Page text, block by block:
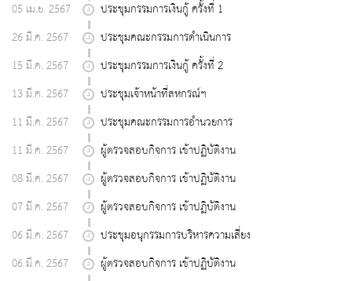
05 เม.ย. 2567
ประชุมกรรมการเงินกู้ ครั้งที่ 1
26 มี.ค. 2567
ประชุมคณะกรรมการดำเนินการ
15 มี.ค. 2567
ประชุมกรรมการเงินกู้ ครั้งที่ 2
13 มี.ค. 2567
ประชุมเจ้าหน้าที่สหกรณ์ฯ
11 มี.ค. 2567
ประชุมคณะกรรมการอำนวยการ
11 มี.ค. 2567
ผู้ตรวจสอบกิจการ เข้าปฏิบัติงาน
08 มี.ค. 2567
ผู้ตรวจสอบกิจการ เข้าปฏิบัติงาน
07 มี.ค. 2567
ผู้ตรวจสอบกิจการ เข้าปฏิบัติงาน
06 มี.ค. 2567
ประชุมอนุกรรมการบริหารความเสี่ยง
06 มี.ค. 2567
ผู้ตรวจสอบกิจการ เข้าปฏิบัติงาน